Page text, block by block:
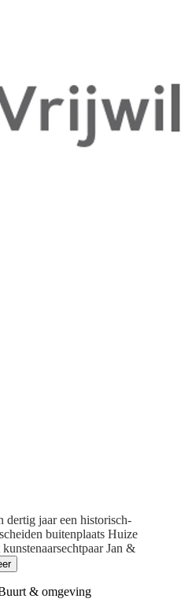
dertig jaar een historisch-
buitenplaats Huize
Jan &
& omgeving